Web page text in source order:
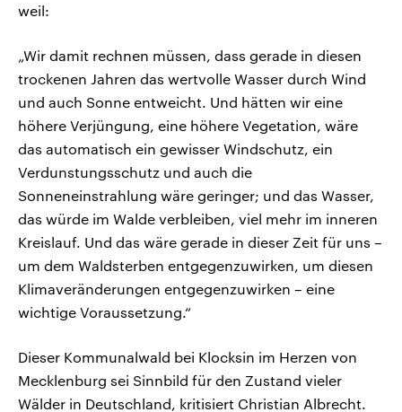
weil:
„Wir damit rechnen müssen, dass gerade in diesen
trockenen Jahren das wertvolle Wasser durch Wind
und auch Sonne entweicht. Und hätten wir eine
höhere Verjüngung, eine höhere Vegetation, wäre
das automatisch ein gewisser Windschutz, ein
Verdunstungsschutz und auch die
Sonneneinstrahlung wäre geringer; und das Wasser,
das würde im Walde verbleiben, viel mehr im inneren
Kreislauf. Und das wäre gerade in dieser Zeit für uns –
um dem Waldsterben entgegenzuwirken, um diesen
Klimaveränderungen entgegenzuwirken – eine
wichtige Voraussetzung.“
Dieser Kommunalwald bei Klocksin im Herzen von
Mecklenburg sei Sinnbild für den Zustand vieler
Wälder in Deutschland, kritisiert Christian Albrecht.